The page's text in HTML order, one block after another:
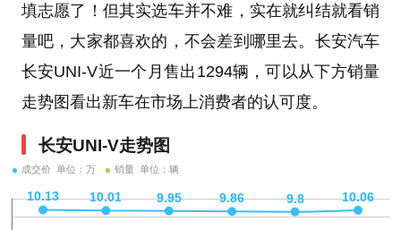
填志愿了！但其实选车并不难，实在就纠结就看销
量吧，大家都喜欢的，不会差到哪里去。长安汽车
长安UNI-V近一个月售出1294辆，可以从下方销量
走势图看出新车在市场上消费者的认可度。
长安UNI-V走势图
成交价 单位：万 销量 单位：辆